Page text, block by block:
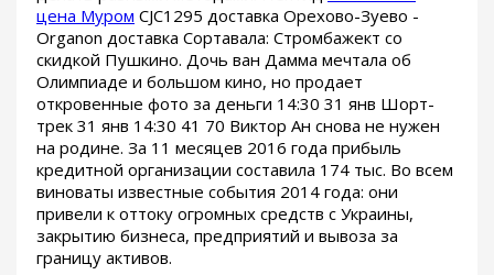
цена Муром CJC1295 доставка Орехово-Зуево -
Organon доставка Сортавала: Стромбажект со
скидкой Пушкино. Дочь ван Дамма мечтала об
Олимпиаде и большом кино, но продает
откровенные фото за деньги 14:30 31 янв Шорт-
трек 31 янв 14:30 41 70 Виктор Ан снова не нужен
на родине. За 11 месяцев 2016 года прибыль
кредитной организации составила 174 тыс. Во всем
виноваты известные события 2014 года: они
привели к оттоку огромных средств с Украины,
закрытию бизнеса, предприятий и вывоза за
границу активов.